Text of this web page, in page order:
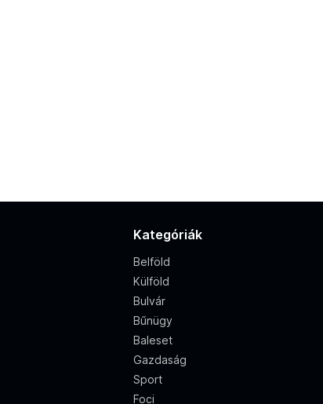
Kategóriák
Belföld
Külföld
Bulvár
Bűnügy
Baleset
Gazdaság
Sport
Foci